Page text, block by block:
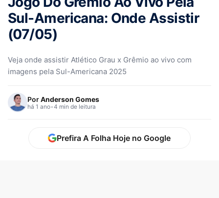
Sul-Americana: Onde Assistir
(07/05)
Veja onde assistir Atlético Grau x Grêmio ao vivo com
imagens pela Sul-Americana 2025
PorAnderson Gomes
há 1 ano•4 min de leitura
Prefira A Folha Hoje no Google